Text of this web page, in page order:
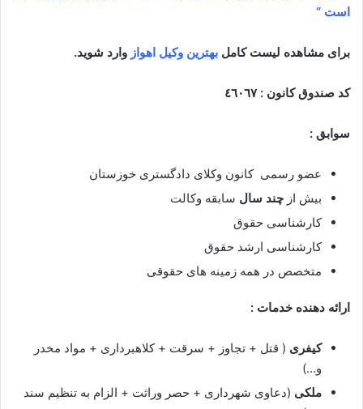
است “
برای مشاهده لیست کامل بهترین وکیل اهواز وارد شوید.
کد صندوق کانون : ٤٦٠٦٧
سوابق :
عضو رسمی کانون وکلای دادگستری خوزستان
بیش از چند سال سابقه وکالت
کارشناسی حقوق
کارشناسی ارشد حقوق
متخصص در همه زمینه های حقوقی
ارائه دهنده خدمات :
کیفری ( قتل + تجاوز + سرقت + کلاهبرداری + مواد مخدر
و…)
ملکی (دعاوی شهرداری + حصر وراثت + الزام به تنظیم سند